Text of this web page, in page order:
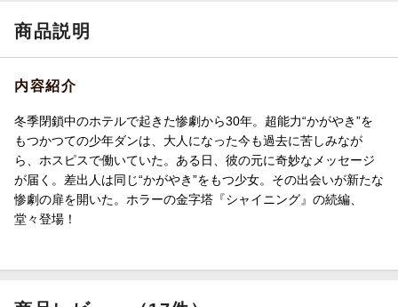
商品説明
内容紹介
冬季閉鎖中のホテルで起きた惨劇から30年。超能力“かがやき”を
もつかつての少年ダンは、大人になった今も過去に苦しみなが
ら、ホスピスで働いていた。ある日、彼の元に奇妙なメッセージ
が届く。差出人は同じ“かがやき”をもつ少女。その出会いが新たな
惨劇の扉を開いた。ホラーの金字塔『シャイニング』の続編、
堂々登場！